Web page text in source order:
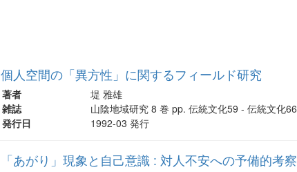
個人空間の「異方性」に関するフィールド研究
著者
堤 雅雄
雑誌
山陰地域研究 8 巻 pp. 伝統文化59 - 伝統文化66
発行日
1992-03 発行
「あがり」現象と自己意識 : 対人不安への予備的考察